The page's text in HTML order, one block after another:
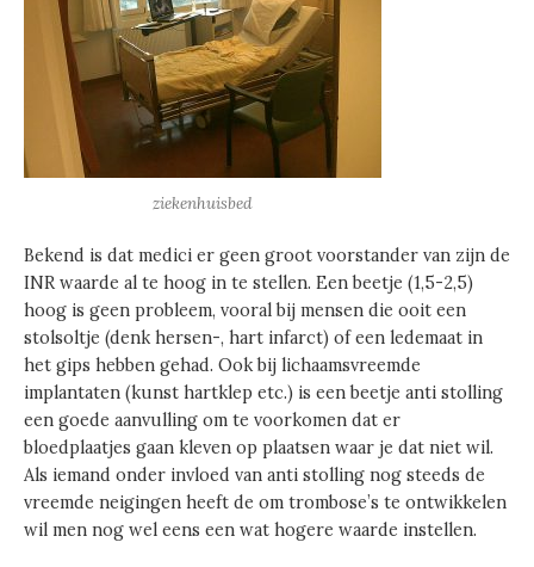
ziekenhuisbed
Bekend is dat medici er geen groot voorstander van zijn de
INR waarde al te hoog in te stellen. Een beetje (1,5-2,5)
hoog is geen probleem, vooral bij mensen die ooit een
stolsoltje (denk hersen-, hart infarct) of een ledemaat in
het gips hebben gehad. Ook bij lichaamsvreemde
implantaten (kunst hartklep etc.) is een beetje anti stolling
een goede aanvulling om te voorkomen dat er
bloedplaatjes gaan kleven op plaatsen waar je dat niet wil.
Als iemand onder invloed van anti stolling nog steeds de
vreemde neigingen heeft de om trombose’s te ontwikkelen
wil men nog wel eens een wat hogere waarde instellen.